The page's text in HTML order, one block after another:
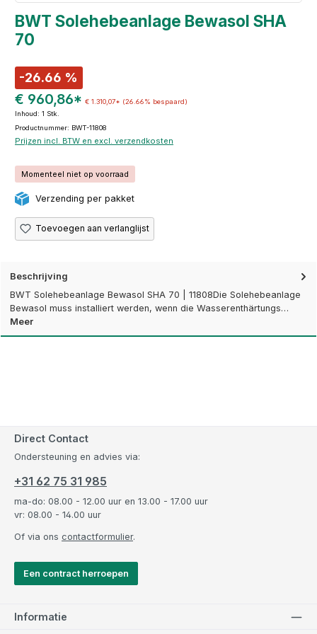
BWT Solehebeanlage Bewasol SHA
70
-26.66 %
€ 960,86* € 1.310,07* (26.66% bespaard)
Inhoud: 1 Stk.
Productnummer: BWT-11808
Prijzen incl. BTW en excl. verzendkosten
Momenteel niet op voorraad
Verzending per pakket
Toevoegen aan verlanglijst
Beschrijving
BWT Solehebeanlage Bewasol SHA 70 | 11808Die Solehebeanlage
Bewasol muss installiert werden, wenn die Wasserenthärtungs…
Meer
Direct Contact
Ondersteuning en advies via:
+31 62 75 31 985
ma-do: 08.00 - 12.00 uur en 13.00 - 17.00 uur
vr: 08.00 - 14.00 uur
Of via ons contactformulier.
Een contract herroepen
Informatie